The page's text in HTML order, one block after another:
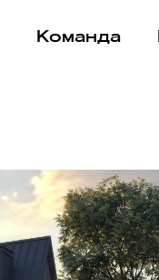
Команда